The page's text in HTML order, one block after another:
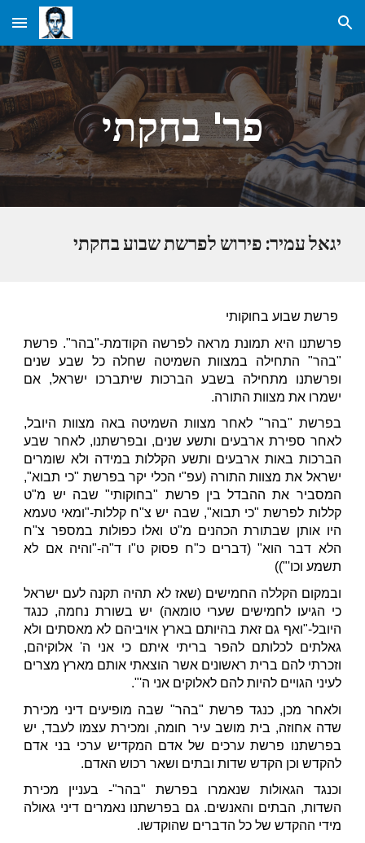
Skip to main content Skip to navigation
פר' בחקתי
יגאל עמיר: פירוש לפרשת שבוע בחקתי
פרשת שבוע בחוקותי
פרשתנו היא תמונת מראה לפרשה הקודמת-"בהר". פרשת
"בהר" התחילה במצוות השמיטה שחלה כל שבע שנים
ופרשתנו מתחילה בשבע הברכות שיתברכו ישראל, אם
ישמרו את מצוות התורה.
בפרשת "בהר" לאחר מצוות השמיטה באה מצוות היובל,
לאחר ספירת ארבעים ותשע שנים, ובפרשתנו, לאחר שבע
הברכות באות ארבעים ותשע הקללות במידה ולא שומרים
ישראל את מצוות התורה (עפ"י הכלי יקר בפרשת "כי תבוא",
המסביר את ההבדל בין פרשת "בחוקותי" שבה יש מ"ט
קללות לפרשת "כי תבוא", שבה יש צ"ח קללות-"ומאי טעמא
היו אותן שבתורת הכהנים מ"ט ואלו כפולות במספר צ"ח
הלא דבר הוא" (דברים כ"ח פסוק ט"ו ד"ה-"והיה אם לא
תשמע וכו'"))
ובמקום הקללה החמישים (שאז לא תהיה תקנה לעם ישראל
כי הגיעו לחמישים שערי טומאה) יש בשורת נחמה, כנגד
היובל-"ואף גם זאת בהיותם בארץ אויביהם לא מאסתים ולא
גאלתים לכלותם להפר בריתי איתם כי אני ה' אלוקיהם,
וזכרתי להם ברית ראשונים אשר הוצאתי אותם מארץ מצרים
לעיני הגויים להיות להם לאלוקים אני ה'".
ולאחר מכן, כנגד פרשת "בהר" שבה מופיעים דיני מכירת
שדה אחוזה, בית מושב עיר חומה, ומכירת עצמו לעבד, יש
בפרשתנו פרשת ערכים של אדם המקדיש ערכי בני אדם
להקדש וכן הקדש שדות ובתים ושאר רכוש האדם.
וכנגד הגאולות שנאמרו בפרשת "בהר"- בעניין מכירת
השדות, הבתים והאנשים. גם בפרשתנו נאמרים דיני גאולה
מידי ההקדש של כל הדברים שהוקדשו.